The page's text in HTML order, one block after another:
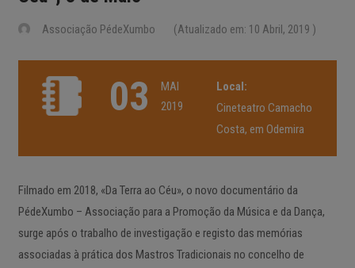
Associação PédeXumbo (Atualizado em: 10 Abril, 2019 )
03
MAI
2019
Local:
Cineteatro Camacho
Costa, em Odemira
Filmado em 2018, «Da Terra ao Céu», o novo documentário da
PédeXumbo – Associação para a Promoção da Música e da Dança,
surge após o trabalho de investigação e registo das memórias
associadas à prática dos Mastros Tradicionais no concelho de